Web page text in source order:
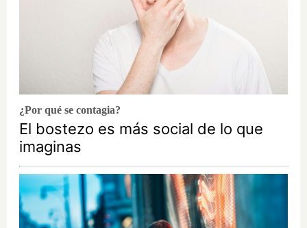
¿Por qué se contagia?
El bostezo es más social de lo que
imaginas